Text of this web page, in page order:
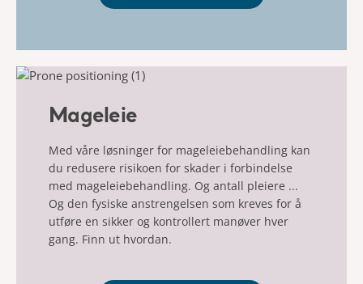
Mageleie
Med våre løsninger for mageleiebehandling kan
du redusere risikoen for skader i forbindelse
med mageleiebehandling. Og antall pleiere ...
Og den fysiske anstrengelsen som kreves for å
utføre en sikker og kontrollert manøver hver
gang. Finn ut hvordan.